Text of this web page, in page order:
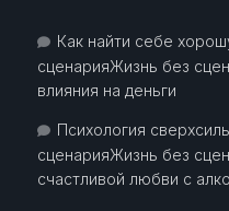
Как найти себе
сценарияЖизнь без
влияния на деньги
Психология
сценарияЖизнь без
счастливой любви с